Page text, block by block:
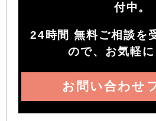
付中。
24時間 無料ご相談を
ので、お気軽
お問い合わせ